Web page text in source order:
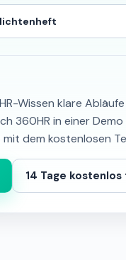
Wissen klare
360HR in einer
dem kostenlosen
14 Tage